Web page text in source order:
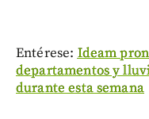
Entérese: Ideam
departamentos y
durante esta semana